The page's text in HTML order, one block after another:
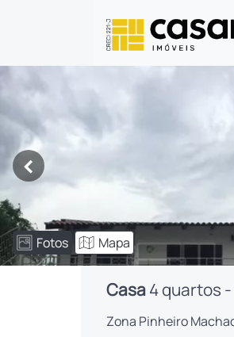
<
Fotos Mapa
Casa4 quartos
Zona Pinheiro